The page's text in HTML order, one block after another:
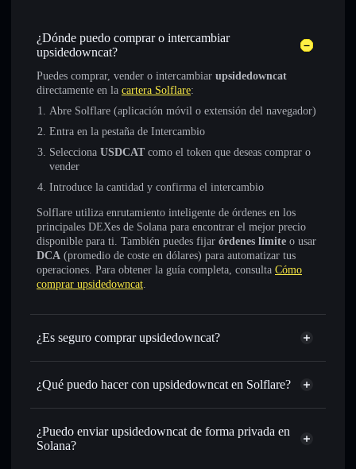
¿Dónde puedo comprar o intercambiar
upsidedowncat?
Puedes comprar, vender o intercambiar upsidedowncat
directamente en la cartera Solflare:
Abre Solflare (aplicación móvil o extensión del navegador)
Entra en la pestaña de Intercambio
Selecciona USDCAT como el token que deseas comprar o
vender
Introduce la cantidad y confirma el intercambio
Solflare utiliza enrutamiento inteligente de órdenes en los
principales DEXes de Solana para encontrar el mejor precio
disponible para ti. También puedes fijar órdenes límite o usar
DCA (promedio de coste en dólares) para automatizar tus
operaciones. Para obtener la guía completa, consulta Cómo
comprar upsidedowncat.
¿Es seguro comprar upsidedowncat?
upsidedowncat no está verificado
¿Qué puedo hacer con upsidedowncat en Solflare?
upsidedowncat
cartera de Solflare
Intercambiar al instante: operar con USDCAT para SOL,
USDC o miles de otros tokens de Solana con enrutamiento
¿Puedo enviar upsidedowncat de forma privada en
Solana?